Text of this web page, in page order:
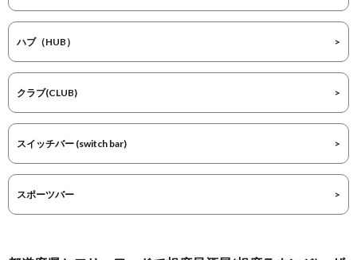
ハブ（HUB）
クラブ(CLUB)
スイッチバー (switch bar)
スポーツバー